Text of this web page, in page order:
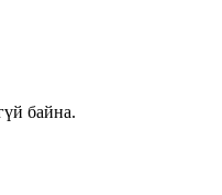
байна.